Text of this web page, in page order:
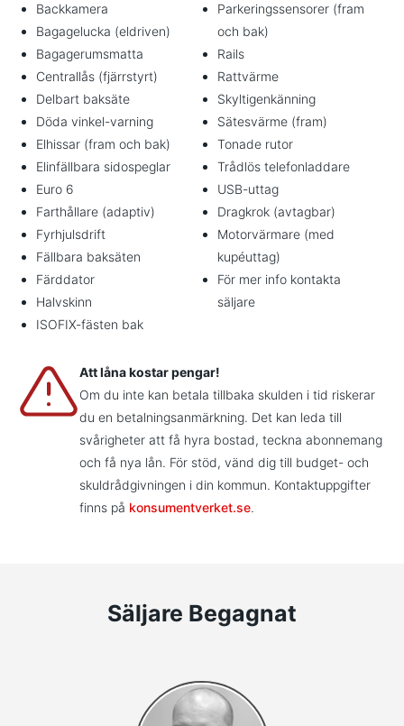
Backkamera
Bagagelucka (eldriven)
Bagagerumsmatta
Centrallås (fjärrstyrt)
Delbart baksäte
Döda vinkel-varning
Elhissar (fram och bak)
Elinfällbara sidospeglar
Euro 6
Farthållare (adaptiv)
Fyrhjulsdrift
Fällbara baksäten
Färddator
Halvskinn
ISOFIX-fästen bak
Parkeringssensorer (fram
och bak)
Rails
Rattvärme
Skyltigenkänning
Sätesvärme (fram)
Tonade rutor
Trådlös telefonladdare
USB-uttag
Dragkrok (avtagbar)
Motorvärmare (med
kupéuttag)
För mer info kontakta
säljare
Att låna kostar pengar!
Om du inte kan betala tillbaka skulden i tid riskerar
du en betalningsanmärkning. Det kan leda till
svårigheter att få hyra bostad, teckna abonnemang
och få nya lån. För stöd, vänd dig till budget- och
skuldrådgivningen i din kommun. Kontaktuppgifter
finns på konsumentverket.se.
Säljare Begagnat